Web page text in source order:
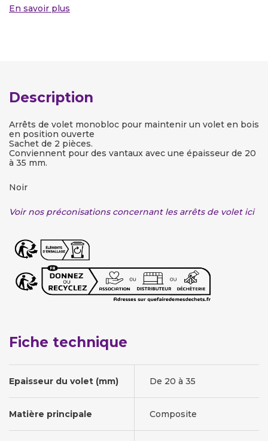
En savoir plus
Description
Arrêts de volet monobloc pour maintenir un volet en bois
en position ouverte
Sachet de 2 pièces.
Conviennent pour des vantaux avec une épaisseur de 20
à 35 mm.
Noir
Voir nos préconisations concernant les arrêts de volet ici
Fiche technique
Epaisseur du volet (mm) De 20 à 35
Matière principale Composite